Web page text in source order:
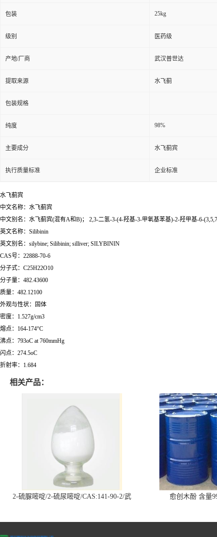
包装 25kg
级别 医药级
产地/厂商 武汉普世达
提取来源 水飞蓟
包装规格
纯度 98%
主要成分 水飞蓟宾
执行质量标准 企业标准
水飞蓟宾
中文名称：水飞蓟宾
中文别名：水飞蓟宾(混有A和B)； 2,3-二氢-3-(4-羟基-3-甲氧基苯基)-2-羟甲基-6-
英文名称：Silibinin
英文别名：silybine; Silibinin; silliver; SILYBININ
CAS号：22888-70-6
分子式：C25H22O10
分子量：482.43600
质量：482.12100
外观与性状：固体
密度：1.527g/cm3
熔点：164-174°C
沸点：793oC at 760mmHg
闪点：274.5oC
折射率：1.684
相关产品：
2-硫脲嘧啶/2-硫尿嘧啶/CAS:141-90-2/武
愈创木酚 含量